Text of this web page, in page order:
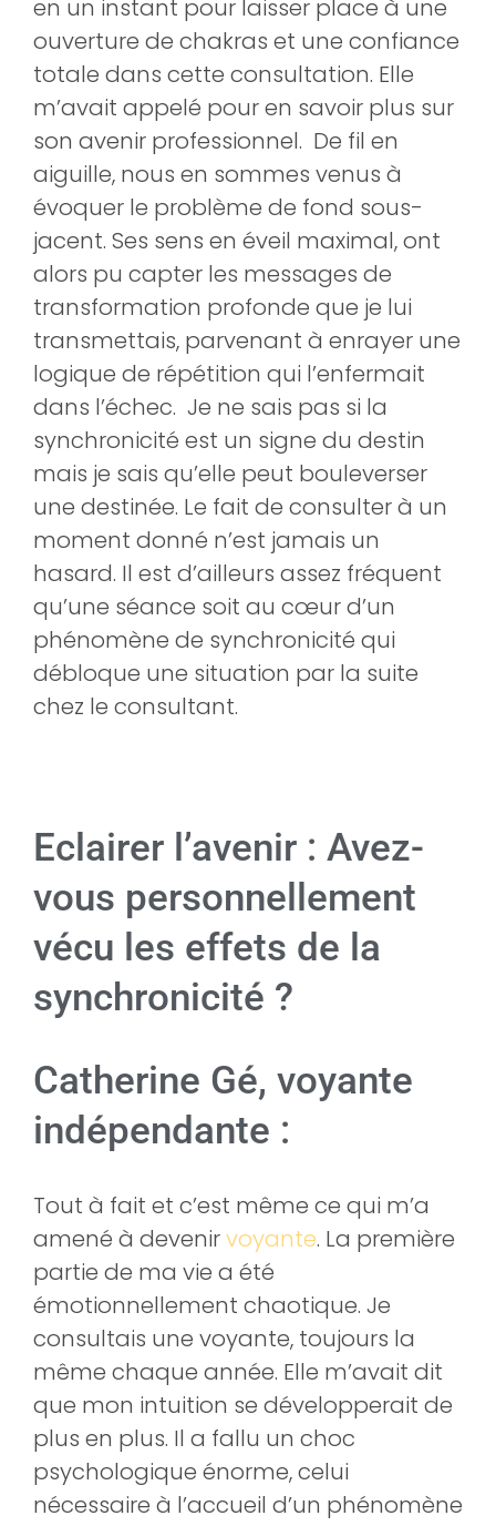
en un instant pour laisser place à une
ouverture de chakras et une confiance
totale dans cette consultation. Elle
m’avait appelé pour en savoir plus sur
son avenir professionnel. De fil en
aiguille, nous en sommes venus à
évoquer le problème de fond sous-
jacent. Ses sens en éveil maximal, ont
alors pu capter les messages de
transformation profonde que je lui
transmettais, parvenant à enrayer une
logique de répétition qui l’enfermait
dans l’échec. Je ne sais pas si la
synchronicité est un signe du destin
mais je sais qu’elle peut bouleverser
une destinée. Le fait de consulter à un
moment donné n’est jamais un
hasard. Il est d’ailleurs assez fréquent
qu’une séance soit au cœur d’un
phénomène de synchronicité qui
débloque une situation par la suite
chez le consultant.
Eclairer l’avenir : Avez-
vous personnellement
vécu les effets de la
synchronicité ?
Catherine Gé, voyante
indépendante :
Tout à fait et c’est même ce qui m’a
amené à devenirvoyante. La première
partie de ma vie a été
émotionnellement chaotique. Je
consultais une voyante, toujours la
même chaque année. Elle m’avait dit
que mon intuition se développerait de
plus en plus. Il a fallu un choc
psychologique énorme, celui
nécessaire à l’accueil d’un phénomène